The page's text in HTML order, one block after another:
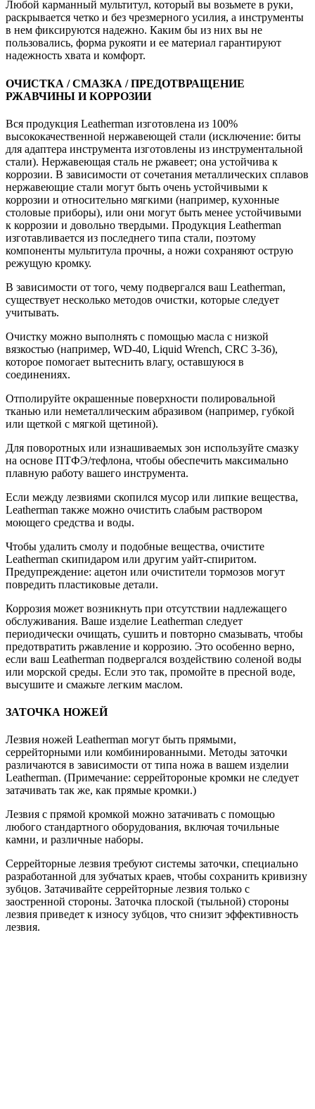
Любой карманный мультитул, который вы возьмете в руки,
раскрывается четко и без чрезмерного усилия, а инструменты
в нем фиксируются надежно. Каким бы из них вы не
пользовались, форма рукояти и ее материал гарантируют
надежность хвата и комфорт.
ОЧИСТКА / СМАЗКА / ПРЕДОТВРАЩЕНИЕ
РЖАВЧИНЫ И КОРРОЗИИ
Вся продукция Leatherman изготовлена из 100%
высококачественной нержавеющей стали (исключение: биты
для адаптера инструмента изготовлены из инструментальной
стали). Нержавеющая сталь не ржавеет; она устойчива к
коррозии. В зависимости от сочетания металлических сплавов
нержавеющие стали могут быть очень устойчивыми к
коррозии и относительно мягкими (например, кухонные
столовые приборы), или они могут быть менее устойчивыми
к коррозии и довольно твердыми. Продукция Leatherman
изготавливается из последнего типа стали, поэтому
компоненты мультитула прочны, а ножи сохраняют острую
режущую кромку.
В зависимости от того, чему подвергался ваш Leatherman,
существует несколько методов очистки, которые следует
учитывать.
Очистку можно выполнять с помощью масла с низкой
вязкостью (например, WD-40, Liquid Wrench, CRC 3-36),
которое помогает вытеснить влагу, оставшуюся в
соединениях.
Отполируйте окрашенные поверхности полировальной
тканью или неметаллическим абразивом (например, губкой
или щеткой с мягкой щетиной).
Для поворотных или изнашиваемых зон используйте смазку
на основе ПТФЭ/тефлона, чтобы обеспечить максимально
плавную работу вашего инструмента.
Если между лезвиями скопился мусор или липкие вещества,
Leatherman также можно очистить слабым раствором
моющего средства и воды.
Чтобы удалить смолу и подобные вещества, очистите
Leatherman скипидаром или другим уайт-спиритом.
Предупреждение: ацетон или очистители тормозов могут
повредить пластиковые детали.
Коррозия может возникнуть при отсутствии надлежащего
обслуживания. Ваше изделие Leatherman следует
периодически очищать, сушить и повторно смазывать, чтобы
предотвратить ржавление и коррозию. Это особенно верно,
если ваш Leatherman подвергался воздействию соленой воды
или морской среды. Если это так, промойте в пресной воде,
высушите и смажьте легким маслом.
ЗАТОЧКА НОЖЕЙ
Лезвия ножей Leatherman могут быть прямыми,
серрейторными или комбинированными. Методы заточки
различаются в зависимости от типа ножа в вашем изделии
Leatherman. (Примечание: серрейтороные кромки не следует
затачивать так же, как прямые кромки.)
Лезвия с прямой кромкой можно затачивать с помощью
любого стандартного оборудования, включая точильные
камни, и различные наборы.
Серрейторные лезвия требуют системы заточки, специально
разработанной для зубчатых краев, чтобы сохранить кривизну
зубцов. Затачивайте серрейторные лезвия только с
заостренной стороны. Заточка плоской (тыльной) стороны
лезвия приведет к износу зубцов, что снизит эффективность
лезвия.